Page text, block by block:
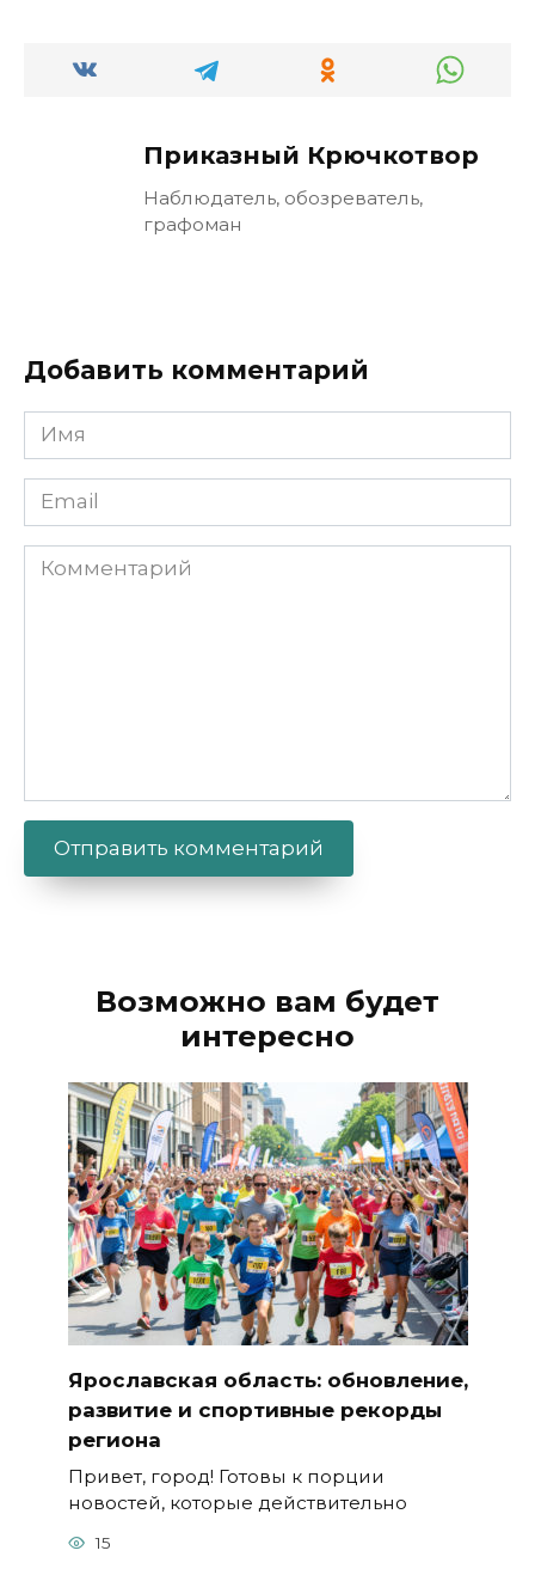
Приказный Крючкотвор
Наблюдатель, обозреватель,
графоман
Добавить комментарий
Имя
Email
Комментарий
Возможно вам будет
интересно
Ярославская область: обновление,
развитие и спортивные рекорды
региона
Привет, город! Готовы к порции
новостей, которые действительно
15